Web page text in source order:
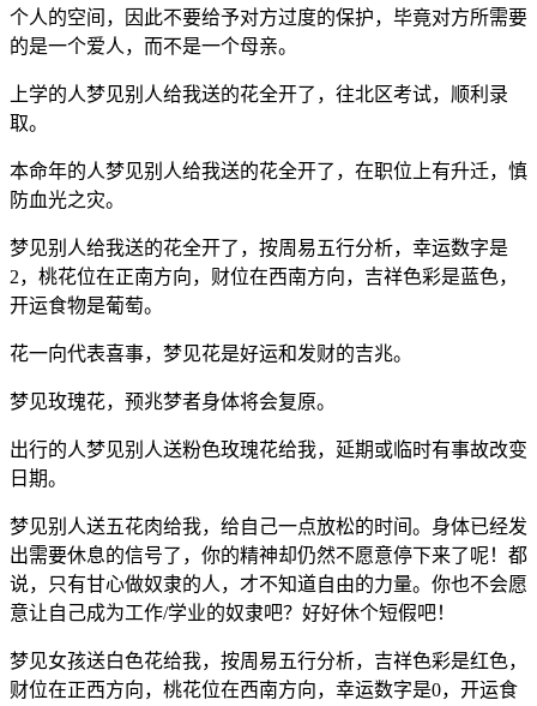
个人的空间，因此不要给予对方过度的保护，毕竟对方所需要
的是一个爱人，而不是一个母亲。
上学的人梦见别人给我送的花全开了，往北区考试，顺利录
取。
本命年的人梦见别人给我送的花全开了，在职位上有升迁，慎
防血光之灾。
梦见别人给我送的花全开了，按周易五行分析，幸运数字是
2，桃花位在正南方向，财位在西南方向，吉祥色彩是蓝色，
开运食物是葡萄。
花一向代表喜事，梦见花是好运和发财的吉兆。
梦见玫瑰花，预兆梦者身体将会复原。
出行的人梦见别人送粉色玫瑰花给我，延期或临时有事故改变
日期。
梦见别人送五花肉给我，给自己一点放松的时间。身体已经发
出需要休息的信号了，你的精神却仍然不愿意停下来了呢！都
说，只有甘心做奴隶的人，才不知道自由的力量。你也不会愿
意让自己成为工作/学业的奴隶吧？好好休个短假吧！
梦见女孩送白色花给我，按周易五行分析，吉祥色彩是红色，
财位在正西方向，桃花位在西南方向，幸运数字是0，开运食